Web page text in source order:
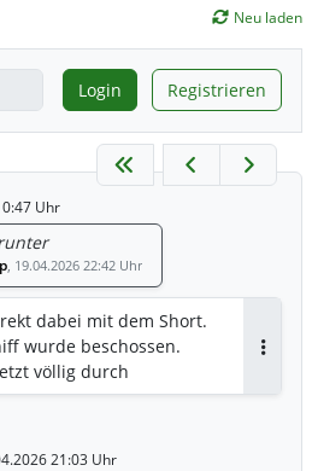
Neu laden
Login Registrieren
Uhr
, 19.04.2026 22:42 Uhr
dabei mit dem Short.
wurde beschossen.
völlig durch
21:03 Uhr